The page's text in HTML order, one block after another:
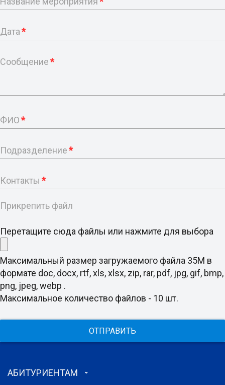
Дата*
Сообщение*
ФИО*
Подразделение*
Контакты *
Прикрепить файл
Перетащите сюда файлы или нажмите для выбора
Максимальный размер загружаемого файла 35M в
формате doc, docx, rtf, xls, xlsx, zip, rar, pdf, jpg, gif, bmp,
png, jpeg, webp .
Максимальное количество файлов - 10 шт.
ОТПРАВИТЬ
АБИТУРИЕНТАМ